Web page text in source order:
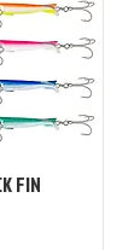
FIN